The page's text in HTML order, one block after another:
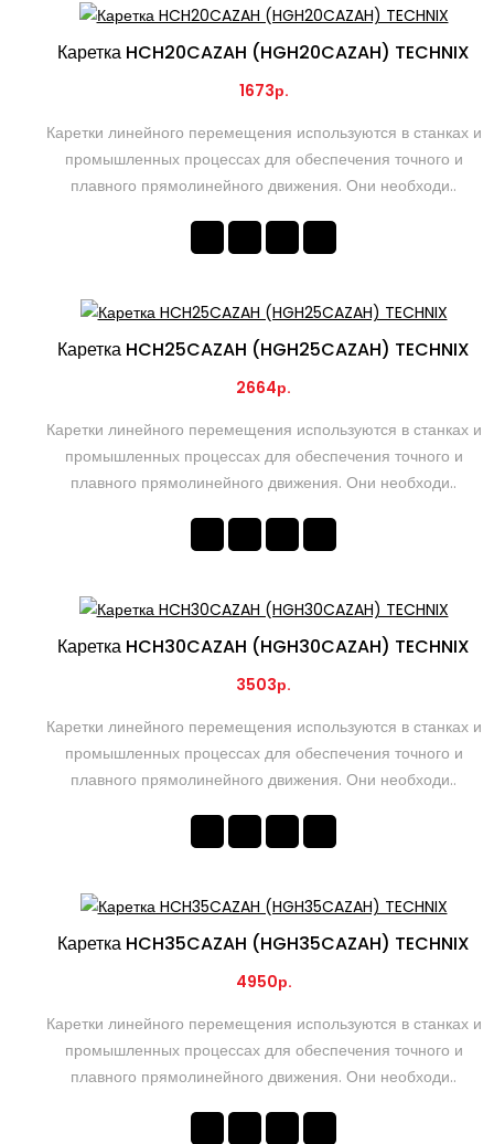
Каретка HCH20CAZAH (HGH20CAZAH) TECHNIX
1673р.
Каретки линейного перемещения используются в станках и
промышленных процессах для обеспечения точного и
плавного прямолинейного движения. Они необходи..
Каретка HCH25CAZAH (HGH25CAZAH) TECHNIX
2664р.
Каретки линейного перемещения используются в станках и
промышленных процессах для обеспечения точного и
плавного прямолинейного движения. Они необходи..
Каретка HCH30CAZAH (HGH30CAZAH) TECHNIX
3503р.
Каретки линейного перемещения используются в станках и
промышленных процессах для обеспечения точного и
плавного прямолинейного движения. Они необходи..
Каретка HCH35CAZAH (HGH35CAZAH) TECHNIX
4950р.
Каретки линейного перемещения используются в станках и
промышленных процессах для обеспечения точного и
плавного прямолинейного движения. Они необходи..